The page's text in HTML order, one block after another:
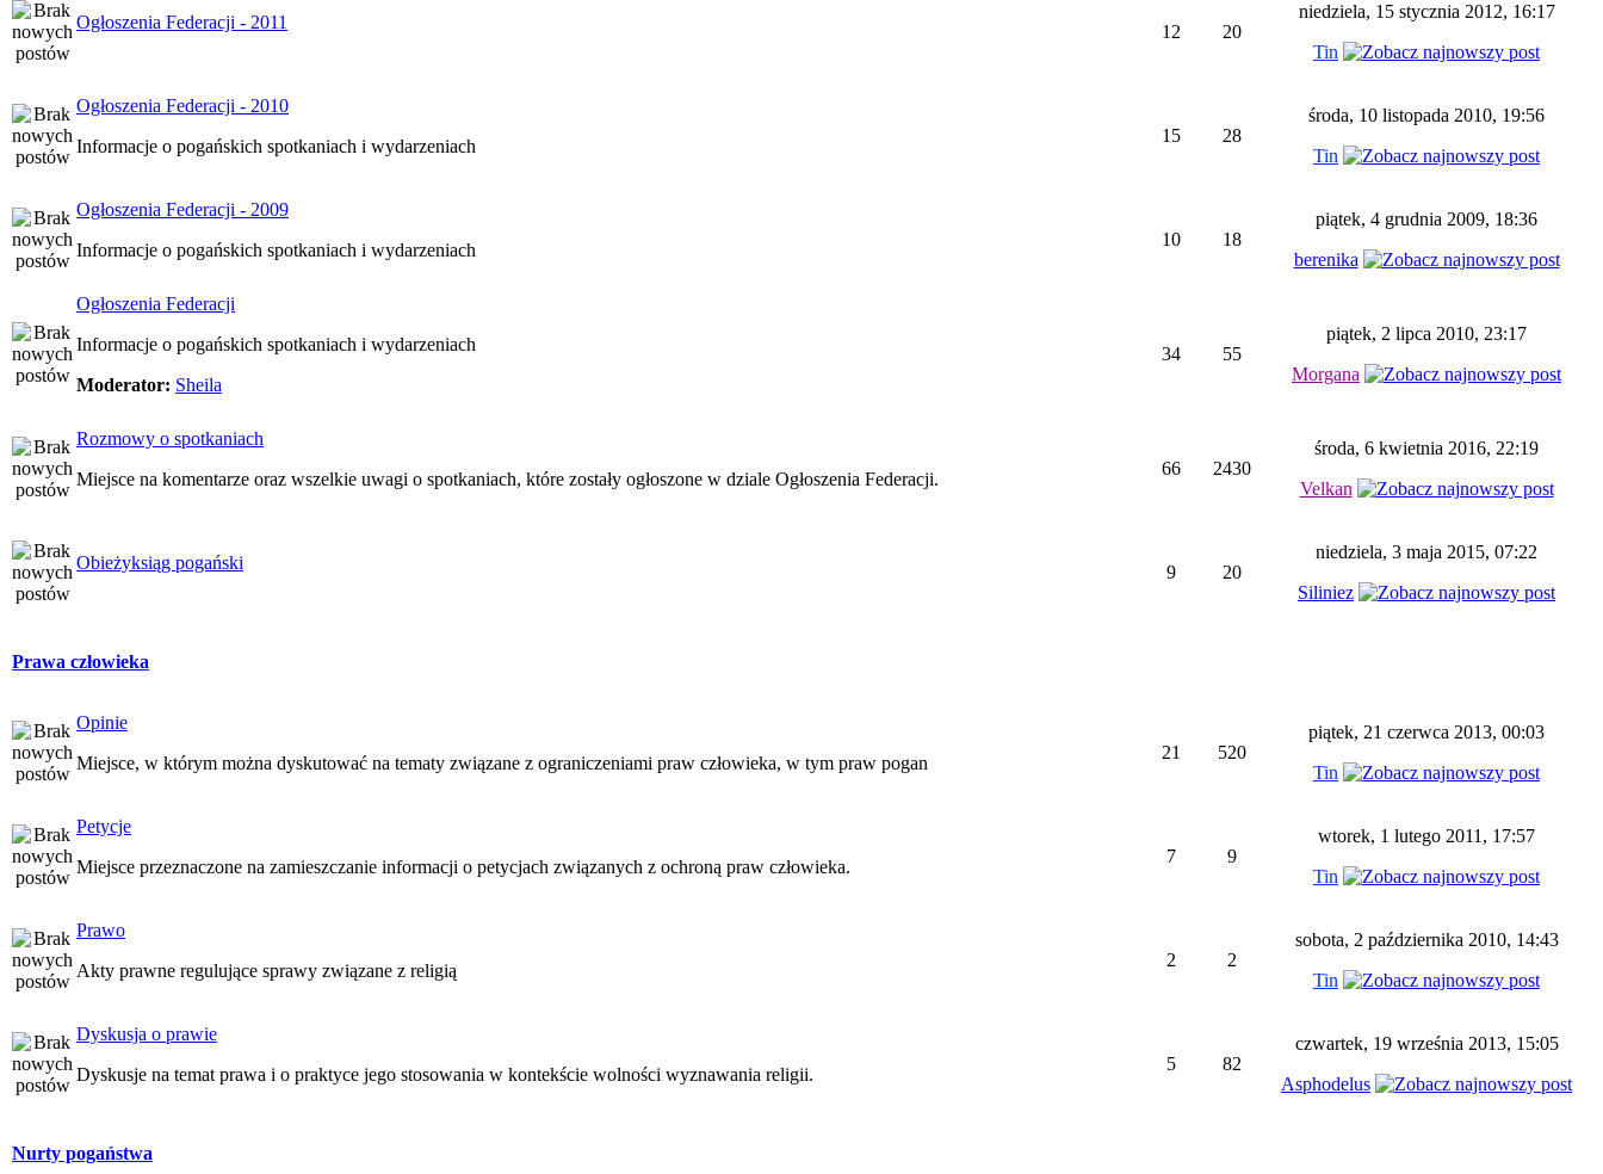
Ogłoszenia Federacji - 2011 12 20
niedziela, 15 stycznia 2012, 16:17
Tin
Ogłoszenia Federacji - 2010
Informacje o pogańskich spotkaniach i wydarzeniach
15 28
środa, 10 listopada 2010, 19:56
Tin
Ogłoszenia Federacji - 2009
Informacje o pogańskich spotkaniach i wydarzeniach
10 18
piątek, 4 grudnia 2009, 18:36
berenika
Ogłoszenia Federacji
Informacje o pogańskich spotkaniach i wydarzeniach
Moderator: Sheila
34 55
piątek, 2 lipca 2010, 23:17
Morgana
Rozmowy o spotkaniach
Miejsce na komentarze oraz wszelkie uwagi o spotkaniach, które zostały ogłoszone w dziale Ogłoszenia Federacji.
66 2430
środa, 6 kwietnia 2016, 22:19
Velkan
Obieżyksiąg pogański 9 20
niedziela, 3 maja 2015, 07:22
Siliniez
Prawa człowieka
Opinie
Miejsce, w którym można dyskutować na tematy związane z ograniczeniami praw człowieka, w tym praw pogan
21 520
piątek, 21 czerwca 2013, 00:03
Tin
Petycje
Miejsce przeznaczone na zamieszczanie informacji o petycjach związanych z ochroną praw człowieka.
7 9
wtorek, 1 lutego 2011, 17:57
Tin
Prawo
Akty prawne regulujące sprawy związane z religią
2 2
sobota, 2 października 2010, 14:43
Tin
Dyskusja o prawie
Dyskusje na temat prawa i o praktyce jego stosowania w kontekście wolności wyznawania religii.
5 82
czwartek, 19 września 2013, 15:05
Asphodelus
Nurty pogaństwa